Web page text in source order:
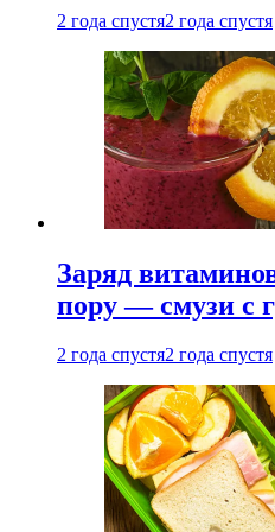
2 года спустя2 года спустя
Заряд
пору — смузи с
2 года спустя2 года спустя